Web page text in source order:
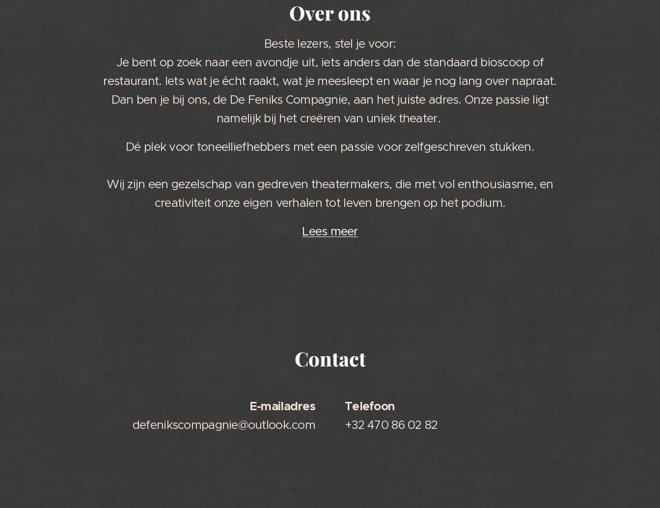
Over ons
Beste lezers, stel je voor:
Je bent op zoek naar een avondje uit, iets anders dan de standaard bioscoop of
restaurant. Iets wat je écht raakt, wat je meesleept en waar je nog lang over napraat.
Dan ben je bij ons, de De Feniks Compagnie, aan het juiste adres. Onze passie ligt
namelijk bij het creëren van uniek theater.
Dé plek voor toneelliefhebbers met een passie voor zelfgeschreven stukken.
Wij zijn een gezelschap van gedreven theatermakers, die met vol enthousiasme, en
creativiteit onze eigen verhalen tot leven brengen op het podium.
Lees meer
Contact
E-mailadres
defenikscompagnie@outlook.com
Telefoon
+32 470 86 02 82